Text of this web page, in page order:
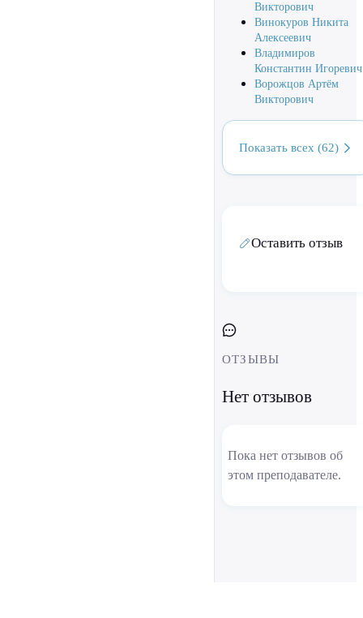
Викторович
Винокуров Никита
Алексеевич
Владимиров
Константин Игоревич
Ворожцов Артём
Викторович
Показать всех (62)
Оставить отзыв
ОТЗЫВЫ
Нет отзывов
Пока нет отзывов об
этом преподавателе.